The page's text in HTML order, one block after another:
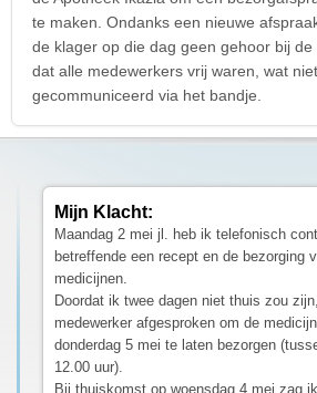
te maken. Ondanks een nieuwe
de klager op die dag geen gehoor bij
dat alle medewerkers vrij waren, wat
gecommuniceerd via het bandje.
Mijn Klacht:
Maandag 2 mei jl. heb ik telefonisch
betreffende een recept en de bezorging
medicijnen.
Doordat ik twee dagen niet thuis zou
medewerker afgesproken om de
donderdag 5 mei te laten bezorgen
12.00 uur).
Bij thuiskomst op woensdag 4 mei zag